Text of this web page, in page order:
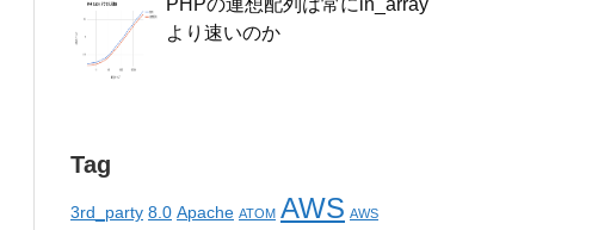
PHPの連想配列は常にin_array
より速いのか
Tag
3rd_party 8.0 Apache ATOM AWS AWS